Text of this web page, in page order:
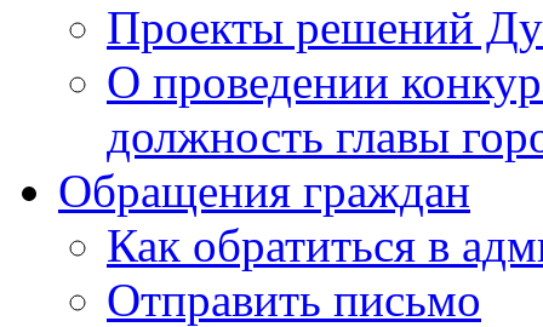
Проекты решений
О проведении
должность главы
Обращения граждан
Как обратиться в
Отправить письмо